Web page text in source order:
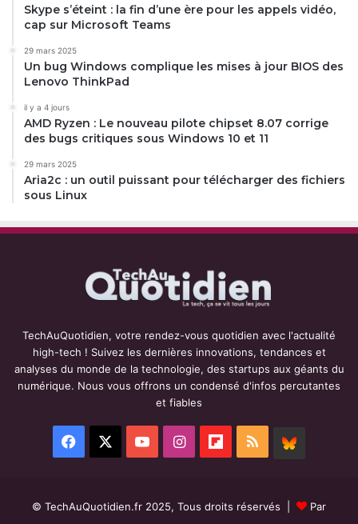
Skype s’éteint : la fin d’une ère pour les appels vidéo,
cap sur Microsoft Teams
29 mars 2025
Un bug Windows complique les mises à jour BIOS des
Lenovo ThinkPad
il y a 4 jours
AMD Ryzen : Le nouveau pilote chipset 8.07 corrige
des bugs critiques sous Windows 10 et 11
29 mars 2025
Aria2c : un outil puissant pour télécharger des fichiers
sous Linux
TechAuQuotidien, votre rendez-vous quotidien avec l'actualité
high-tech ! Suivez les dernières innovations, tendances et
analyses du monde de la technologie, des startups aux géants du
numérique. Nous vous offrons un condensé d'infos percutantes
et fiables
Facebook YouTubeInstagramFlipboard
RSS
© TechAuQuotidien.fr 2025, Tous droits réservés | Par